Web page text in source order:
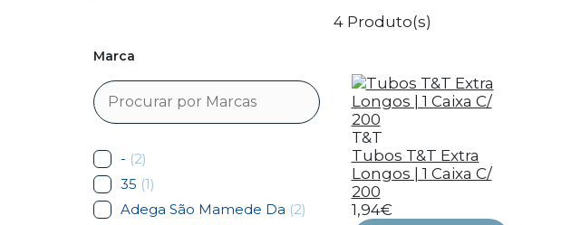
Marca
- (2)
35 (1)
Adega São Mamede Da (2)
4 Produto(s)
T&T
Tubos T&T Extra
Longos | 1 Caixa C/
200
1,94€